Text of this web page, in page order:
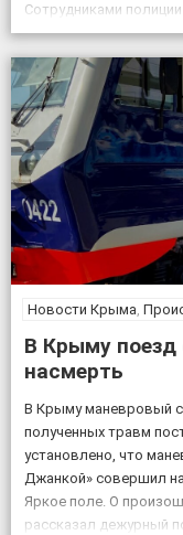
Сотрудниками
совершении данных
Новости Крыма,
В Крыму поезд
насмерть
В Крыму маневровый
полученных травм
установлено, что
Джанкой» совершил
Яркое поле. О
рассказал дежурный